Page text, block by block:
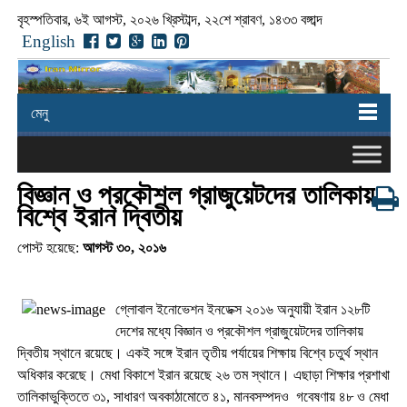
বৃহস্পতিবার, ৬ই আগস্ট, ২০২৬ খ্রিস্টাব্দ, ২২শে শ্রাবণ, ১৪৩৩ বঙ্গাব্দ
English
মেনু
বিজ্ঞান ও প্রকৌশল গ্রাজুয়েটদের তালিকায়
বিশ্বে ইরান দ্বিতীয়
পোস্ট হয়েছে: আগস্ট ৩০, ২০১৬
গ্লোবাল ইনোভেশন ইনডেক্স ২০১৬ অনুযায়ী ইরান ১২৮টি
দেশের মধ্যে বিজ্ঞান ও প্রকৌশল গ্রাজুয়েটদের তালিকায়
দ্বিতীয় স্থানে রয়েছে। একই সঙ্গে ইরান তৃতীয় পর্যায়ের শিক্ষায় বিশ্বে চতুর্থ স্থান
অধিকার করেছে। মেধা বিকাশে ইরান রয়েছে ২৬ তম স্থানে। এছাড়া শিক্ষার প্রশাখা
তালিকাভুক্তিতে ৩১, সাধারণ অবকাঠামোতে ৪১, মানবসম্পদও গবেষণায় ৪৮ ও মেধা